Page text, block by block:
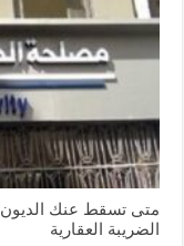
الضريبة العقارية